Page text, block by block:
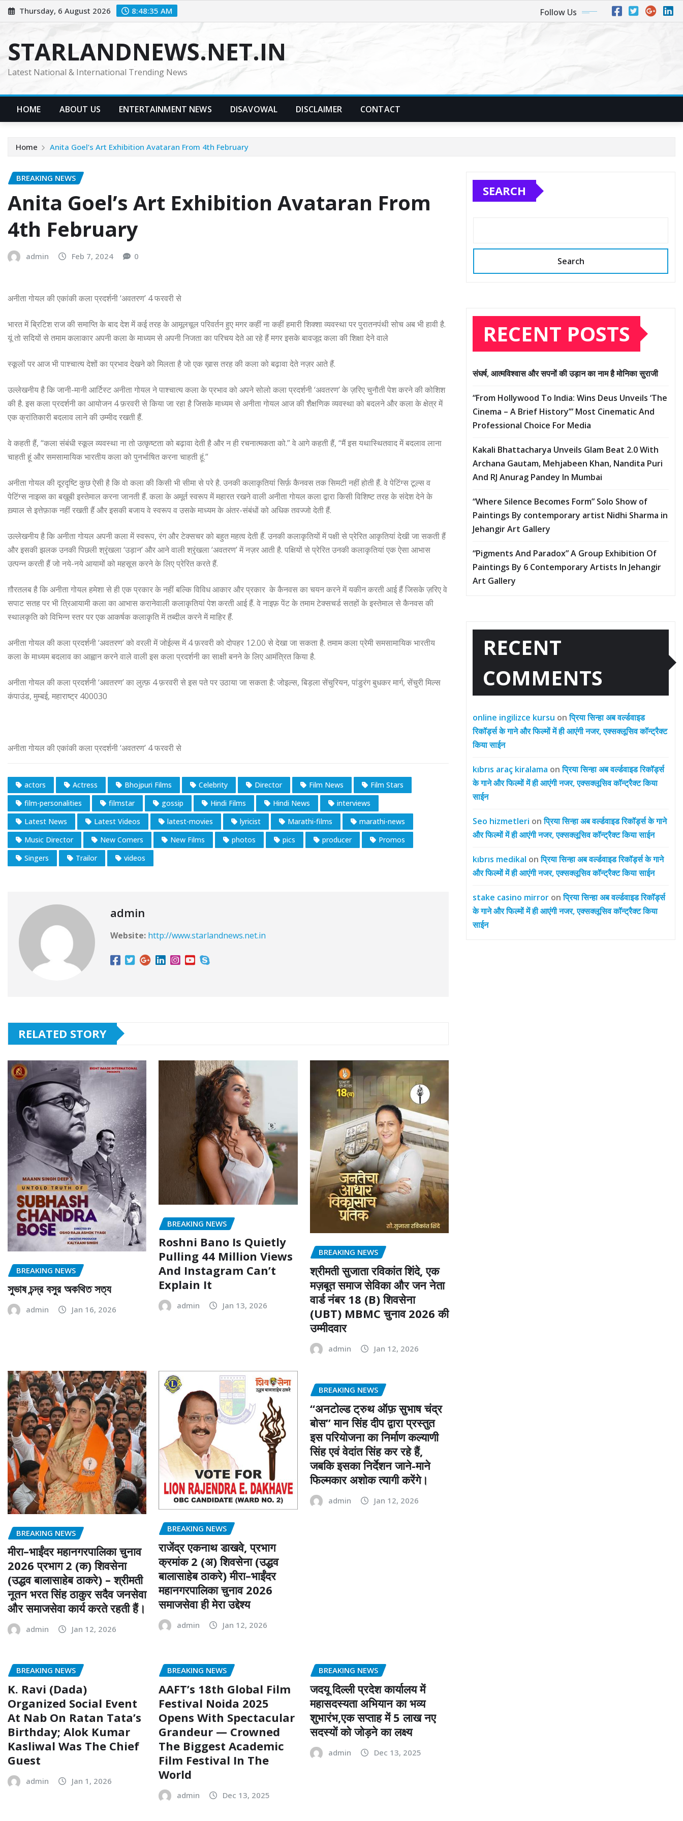
Skip
to
Thursday, 6 August 2026 8:48:36 AM Follow Us
STARLANDNEWS.NET.IN
Latest National & International Trending News
HOME ABOUT US ENTERTAINMENT NEWS DISAVOWAL DISCLAIMER CONTACT
Home Anita Goel’s Art Exhibition Avataran From 4th February
BREAKING NEWS
Anita Goel’s Art Exhibition Avataran From
4th February
admin Feb 7, 2024 0
अनीता गोयल की एकांकी कला प्रदर्शनी ‘अवतरण’ 4 फरवरी से
भारत में ब्रिटिश राज की समाप्ति के बाद देश में कई तरह के आमूलचूल परिवर्तन हुए मगर कहीं ना कहीं हमारी शिक्शा व्यवस्था पर पुरातनपंथी सोच अब भी हावी है.
यूं तो सदियों से तमाम कलाकार अपनी कला के माध्यम से अपनी निजता का परिचय देते आ रहे हैं मगर इसके बावजूद कला की शिक्षा देने वाले
स्कूलों पर आज भी पाश्चात्य देशों का प्रभाव देखने को मिलता है जो एक ख़ास तरह की कला को बढ़ावा देते नज़र आते हैं.
उल्लेखनीय है कि जानी-मानी आर्टिस्ट अनीता गोयल ने पाश्चात्य कला के प्रभाव को अपने सोलो कला प्रदर्शनी ‘अवतरण’ के ज़रिए चुनौती पेश करने की कोशिश
की है. इस कला प्रदर्शनी का आयोजन 4 फ़रवरी से किया जा रहा है जिसके माध्यम से अनीता गोयल आज की शैक्षणिक व्यवस्था को बदलने और कला के क्षेत्र में
एक क्रांतिकारी बदलाव लाने की उम्मीद रखती हैं.
वे कहती हैं, “कला संबंधी स्कूल व्यवस्था ना तो उत्कृष्टता को बढ़ावा देती है और न ही रचनात्मकता को.” वे आगे कहती हैं, “मैं इस यथास्थितवाद में बदलाव लाना
चाहती हूं और समसामायिक भारतीय कला को पुनर्भाषित करना चाहती हूं.”
अनीता गोयल की दूरदृष्टि कुछ ऐसी है कि वो कला की किसी भी सीमा से परे है. उनकी कलाकृतियां सिर्फ़ कैनवस तक सिमटी नहीं होती हैं. वे पेटिंग्स टूल्स व
पेटिंग्स नाइव्स का बख़ूबी इस्तेमाल करना जानती हैं. कला के अमूर्त स्वरूप में महारत रखने वाली अनीता गोयल कला द्वारा किसी विशिष्ट तरह के संदेश देने के
ख़्याल से इत्तेफ़ाक नहीं रखती हैं और इसकी बजाय वे स्वरूप व उसके माध्यम के अंतर-संबंधों को अधिक तवज्जो देती हैं.
उल्लेखनीय है कि अनीता गोयल अपनी कला में स्वरूप, रंग और टेक्सचर को बहुत महत्व देती हैं. उनकी कलाकृतियों में पक्षी से प्रेरित आकृतियां देखी जा सकती हैं
और इसकी झलक उनकी पिछली श्रृंखला ‘उड़ान’ और आने वाली श्रृंखला ‘अवतरण’ में नज़र आती है. पक्षियों से प्रेरित उनकी कलाकृतियां एक ऐसा आभास
उत्पन्न करती हैं जो नये-नये आयामों को‌ महसूस करने के लिए प्रेरित करते हैं.
ग़ौरतलब है कि अनीता गोयल हमेशा से ही एक प्रकार के नहीं बल्कि विविध आकार और‌ प्रकार के कैनवस का चयन करने में यकीन करती आई हैं जिसके ज़रिए वे
सपाट सतह पर भी त्रिआयामी कला का आभास करानेवाली कलाकृतियां पेश करती आई हैं. वे नाइफ़ पेंट के तमाम टेक्सचर्ड सतहों के इस्तेमाल से कैनवस की
स्थालकृति को विभिन्न स्तर पर एक आकर्षक कलाकृति में तब्दील करने में माहिर हैं.
अनीता गोयल की कला प्रदर्शनी ‘अवतरण’ को वरली में जोईल्स में 4 फ़रवरी को दोपहर 12.00 से देखा जा सकता है. तमाम कला प्रेमी समसामायिक भारतीय
कला के माध्यम बदलाव का आह्वान करने वाले वाली इस कला प्रदर्शनी का साक्षी बनने के लिए आमंत्रित किया है.
अनीता गोयल की कला प्रदर्शनी ‘अवतरण’ का लुत्फ़ 4 फ़रवरी से इस पते पर उठाया जा सकता है: जोइल्स, बिड़ला सेंचुरियन, पांडुरंग बुधकर मार्ग, सेंचुरी मिल्स
कंपाउंड, मुम्बई, महाराष्ट्र 400030
अनीता गोयल की एकांकी कला प्रदर्शनी ‘अवतरण’ 4 फरवरी से
actors Actress Bhojpuri Films Celebrity Director Film News
Film Stars
film-personalities
filmstar gossip Hindi Films Hindi News
interviews
Latest News
Latest Videos latest-movies lyricist Marathi-films
marathi-news
Music Director
New Comers New Films photos pics producer
Promos
Singers
Trailor videos
admin
Website: http://www.starlandnews.net.in
RELATED STORY
BREAKING NEWS
সুভাষ চন্দ্র বসুর অকথিত সত্য
admin Jan 16, 2026
BREAKING NEWS
Roshni Bano Is Quietly
Pulling 44 Million Views
And Instagram Can’t
Explain It
admin Jan 13, 2026
BREAKING NEWS
श्रीमती सुजाता रविकांत शिंदे, एक
मज़बूत समाज सेविका और जन नेता
वार्ड नंबर 18 (B) शिवसेना
(UBT) MBMC चुनाव 2026 की
उम्मीदवार
admin Jan 12, 2026
BREAKING NEWS
मीरा–भाईंदर महानगरपालिका चुनाव
2026 प्रभाग 2 (क) शिवसेना
(उद्धव बालासाहेब ठाकरे) – श्रीमती
नूतन भरत सिंह ठाकुर सदैव जनसेवा
और समाजसेवा कार्य करते रहती हैं।
admin Jan 12, 2026
BREAKING NEWS
राजेंद्र एकनाथ डाखवे, प्रभाग
क्रमांक 2 (अ) शिवसेना (उद्धव
बालासाहेब ठाकरे) मीरा–भाईंदर
महानगरपालिका चुनाव 2026
समाजसेवा ही मेरा उद्देश्य
admin Jan 12, 2026
BREAKING NEWS
“अनटोल्ड ट्रुथ ऑफ़ सुभाष चंद्र
बोस” मान सिंह दीप द्वारा प्रस्तुत
इस परियोजना का निर्माण कल्याणी
सिंह एवं वेदांत सिंह कर रहे हैं,
जबकि इसका निर्देशन जाने-माने
फिल्मकार अशोक त्यागी करेंगे।
admin Jan 12, 2026
BREAKING NEWS
K. Ravi (Dada)
Organized Social Event
At Nab On Ratan Tata’s
Birthday; Alok Kumar
Kasliwal Was The Chief
Guest
admin Jan 1, 2026
BREAKING NEWS
AAFT’s 18th Global Film
Festival Noida 2025
Opens With Spectacular
Grandeur — Crowned
The Biggest Academic
Film Festival In The
World
admin Dec 13, 2025
BREAKING NEWS
जदयू दिल्ली प्रदेश कार्यालय में
महासदस्यता अभियान का भव्य
शुभारंभ,एक सप्ताह में 5 लाख नए
सदस्यों को जोड़ने का लक्ष्य
admin Dec 13, 2025
SEARCH
Search
RECENT POSTS
संघर्ष, आत्मविश्वास और सपनों की उड़ान का नाम है मोनिका सुराजी
“From Hollywood To India: Wins Deus Unveils ‘The
Cinema – A Brief History’” Most Cinematic And
Professional Choice For Media
Kakali Bhattacharya Unveils Glam Beat 2.0 With
Archana Gautam, Mehjabeen Khan, Nandita Puri
And RJ Anurag Pandey In Mumbai
“Where Silence Becomes Form” Solo Show of
Paintings By contemporary artist Nidhi Sharma in
Jehangir Art Gallery
“Pigments And Paradox” A Group Exhibition Of
Paintings By 6 Contemporary Artists In Jehangir
Art Gallery
RECENT
COMMENTS
online ingilizce kursu onप्रिया सिन्हा अब वर्ल्डवाइड
रिकॉर्ड्स के गाने और फिल्मों में ही आएंगी नजर, एक्सक्लूसिव कॉन्ट्रैक्ट
किया साईन
kıbrıs araç kiralama onप्रिया सिन्हा अब वर्ल्डवाइड रिकॉर्ड्स
के गाने और फिल्मों में ही आएंगी नजर, एक्सक्लूसिव कॉन्ट्रैक्ट किया
साईन
Seo hizmetleri onप्रिया सिन्हा अब वर्ल्डवाइड रिकॉर्ड्स के गाने
और फिल्मों में ही आएंगी नजर, एक्सक्लूसिव कॉन्ट्रैक्ट किया साईन
kıbrıs medikal onप्रिया सिन्हा अब वर्ल्डवाइड रिकॉर्ड्स के गाने
और फिल्मों में ही आएंगी नजर, एक्सक्लूसिव कॉन्ट्रैक्ट किया साईन
stake casino mirror onप्रिया सिन्हा अब वर्ल्डवाइड रिकॉर्ड्स
के गाने और फिल्मों में ही आएंगी नजर, एक्सक्लूसिव कॉन्ट्रैक्ट किया
साईन